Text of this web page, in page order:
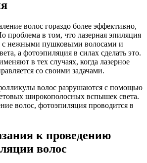
волос гораздо более эффективно,
проблема в том, что лазерная эпиляция
с нежными пушковыми волосами и
а фотоэпиляция в силах сделать это.
в тех случаях, когда лазерное
со своими задачами.
волос разрушаются с помощью
широкополосных вспышек света.
волос, фотоэпиляция проводится в
к проведению
волос